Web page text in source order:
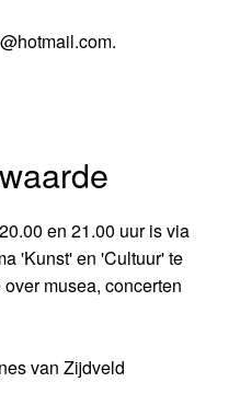
en 21.00 uur is via
'Kunst' en 'Cultuur' te
musea, concerten
van Zijdveld